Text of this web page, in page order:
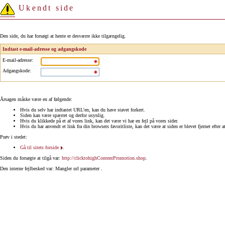
Ukendt side
Den side, du har forsøgt at hente er desværre ikke tilgængelig.
Indtast e-mail-adresse og adgangskode
E-mail-adresse:
Adgangskode:
Årsagen måske være en af følgende:
Hvis du selv har indtastet URL'en, kan du have stavet forkert.
Siden kan være spærret og derfor usynlig.
Hvis du klikkede på et af vores link, kan det være vi har en fejl på vores sider.
Hvis du har anvendt et link fra din browsers favoritliste, kan det være at siden er blevet fjernet efter
Prøv i stedet:
Gå til sitets forside
Siden du forsøgte at tilgå var: http://clicktohighContentPromotion.shop
Den interne fejlbesked var: Mangler url parameter .